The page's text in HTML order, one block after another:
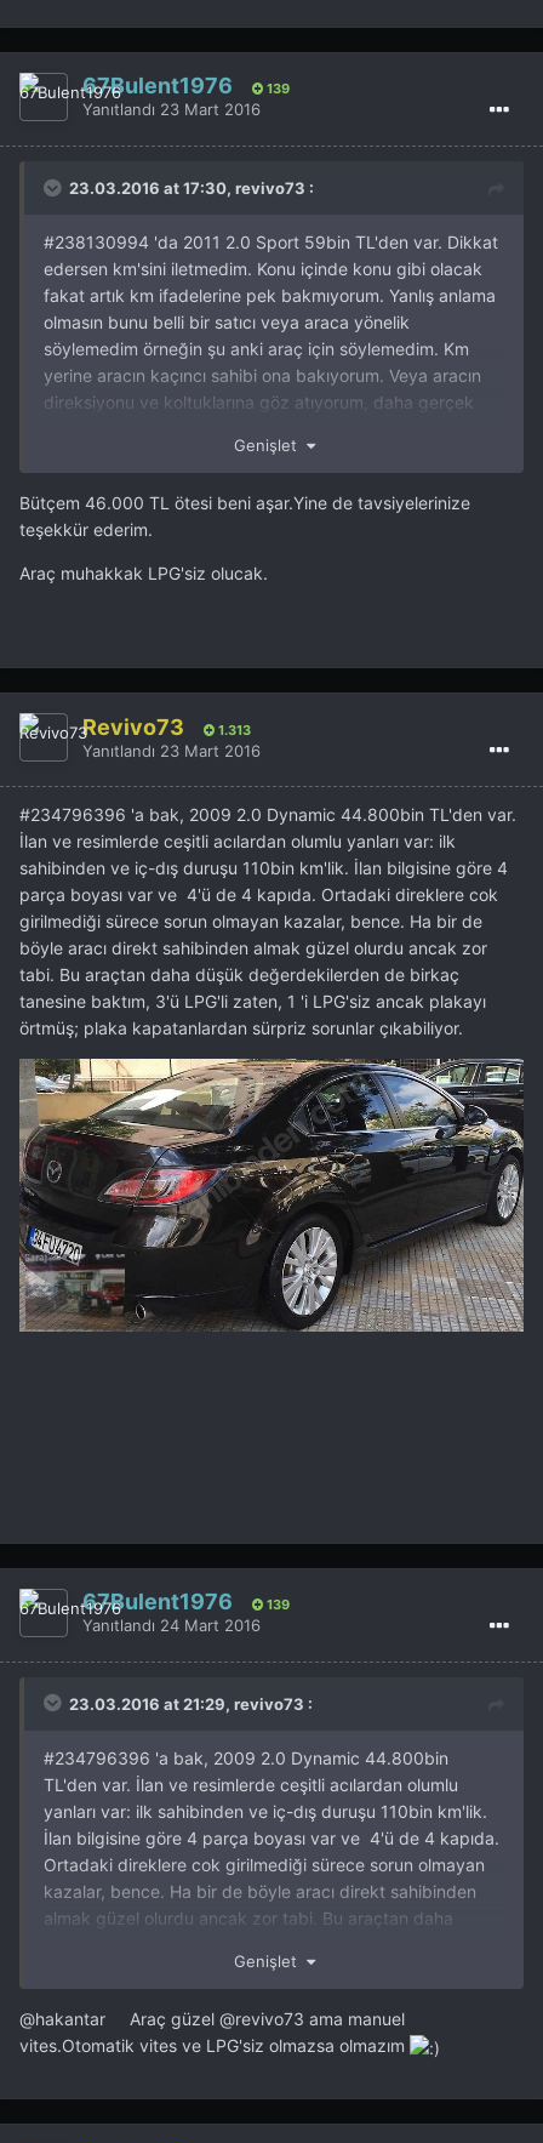
67Bulent1976 139
Yanıtlandı 23 Mart 2016
23.03.2016 at 17:30, revivo73 :
#238130994 'da 2011 2.0 Sport 59bin TL'den var. Dikkat
edersen km'sini iletmedim. Konu içinde konu gibi olacak
fakat artık km ifadelerine pek bakmıyorum. Yanlış anlama
olmasın bunu belli bir satıcı veya araca yönelik
söylemedim örneğin şu anki araç için söylemedim. Km
yerine aracın kaçıncı sahibi ona bakıyorum. Veya aracın
direksiyonu ve koltuklarına göz atıyorum, daha gerçek
Ancak koltuklar pek öyle değil. O yüzden
kapı tarafına bakankenarları; aracın ne kadar
kullanıldığına dair ipuçları verir. Bu açılardan inceleyince
bu araç baya iyi izlenim verdi.
Yüksek çözünürlüklü resmini de indirdim
indirdildiği konusu:Web Inspektor ile resim indirme
Genişlet
Bütçem 46.000 TL ötesi beni aşar.Yine de tavsiyelerinize
teşekkür ederim.
Araç muhakkak LPG'siz olucak.
Revivo73 1.313
Yanıtlandı 23 Mart 2016
#234796396 'a bak, 2009 2.0 Dynamic 44.800bin TL'den var.
İlan ve resimlerde ceşitli acılardan olumlu yanları var: ilk
sahibinden ve iç-dış duruşu 110bin km'lik. İlan bilgisine göre 4
parça boyası var ve 4'ü de 4 kapıda. Ortadaki direklere cok
girilmediği sürece sorun olmayan kazalar, bence. Ha bir de
böyle aracı direkt sahibinden almak güzel olurdu ancak zor
tabi. Bu araçtan daha düşük değerdekilerden de birkaç
tanesine baktım, 3'ü LPG'li zaten, 1 'i LPG'siz ancak plakayı
örtmüş; plaka kapatanlardan sürpriz sorunlar çıkabiliyor.
67Bulent1976 139
Yanıtlandı 24 Mart 2016
23.03.2016 at 21:29, revivo73 :
#234796396 'a bak, 2009 2.0 Dynamic 44.800bin
TL'den var. İlan ve resimlerde ceşitli acılardan olumlu
yanları var: ilk sahibinden ve iç-dış duruşu 110bin km'lik.
İlan bilgisine göre 4 parça boyası var ve 4'ü de 4 kapıda.
Ortadaki direklere cok girilmediği sürece sorun olmayan
kazalar, bence. Ha bir de böyle aracı direkt sahibinden
almak güzel olurdu ancak zor tabi. Bu araçtan daha
LPG'li zaten, 1 'i LPG'siz ancak plakayı örtmüş; plaka
Genişlet
@hakantar Araç güzel @revivo73 ama manuel
vites.Otomatik vites ve LPG'siz olmazsa olmazım